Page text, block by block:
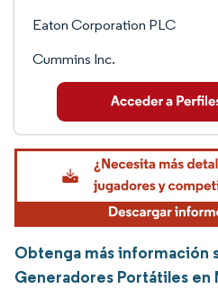
Eaton Corporation PLC
Cummins Inc.
Obtenga más información
Generadores Portátiles